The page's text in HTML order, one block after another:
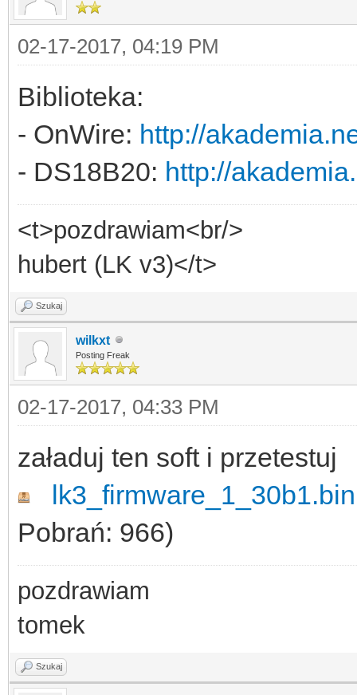
02-17-2017, 04:19 PM
Biblioteka:
- OnWire: http://
- DS18B20: http://
<t>pozdrawiam<br/>
hubert (LK v3)</t>
Szukaj
wilkxt
Posting Freak
02-17-2017, 04:33 PM
załaduj ten soft i przetestuj
Pobrań: 966)
pozdrawiam
tomek
Szukaj